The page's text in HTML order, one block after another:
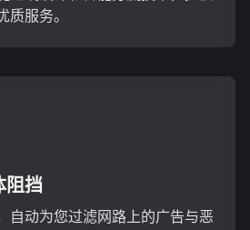
质服务。
阻挡
自动为您过滤网路上的广告与恶